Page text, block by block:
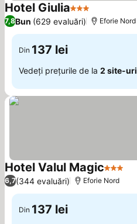
Hotel Giulia3 Stele
7,8Bun (629 evaluări) Eforie Nord
Din 137 lei
Vedeți prețurile de la 2 site-uri
Hotel Valul Magic3 Stele
6,7(344 evaluări) Eforie Nord
Din 137 lei